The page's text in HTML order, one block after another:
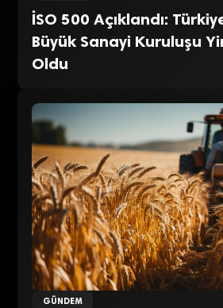
İSO 500 Açıklandı:
Büyük Sanayi Kuruluşu
Oldu
GÜNDEM